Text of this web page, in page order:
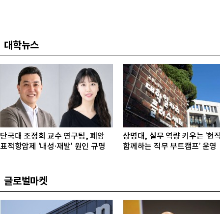
대학뉴스
단국대 조정희 교수 연구팀, 폐암
표적항암제 '내성·재발' 원인 규명
상명대, 실무 역량 키우는 ‘현
함께하는 직무 부트캠프’ 운영
글로벌마켓